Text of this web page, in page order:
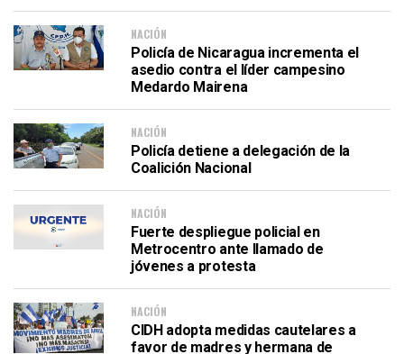
NACIÓN
Policía de Nicaragua incrementa el
asedio contra el líder campesino
Medardo Mairena
NACIÓN
Policía detiene a delegación de la
Coalición Nacional
NACIÓN
Fuerte despliegue policial en
Metrocentro ante llamado de
jóvenes a protesta
NACIÓN
CIDH adopta medidas cautelares a
favor de madres y hermana de